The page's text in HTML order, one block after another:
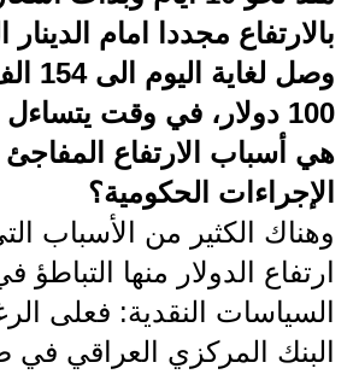
الاخبار
الاخبار
المدارس
نتائج
المرحلة
بالارتفاع مجددا امام
وصل
100 دولار، في وقت
هي أسباب الارتفاع المفاجئ
الإجراءات الحكومية؟
وهناك الكثير من الأسباب
ارتفاع الدولار منها التباطؤ
السياسات النقدية: فعلى
البنك المركزي العراقي في